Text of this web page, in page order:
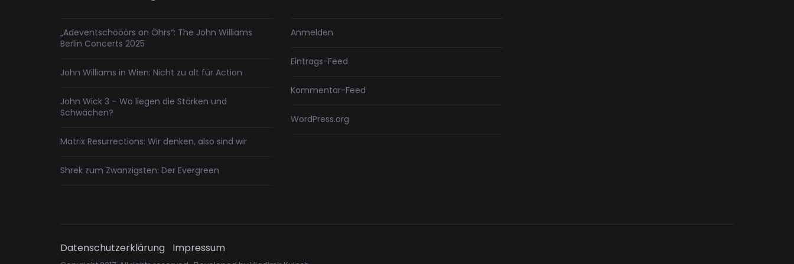
„Adeventschööörs on Öhrs“: The John Williams
Berlin Concerts 2025
John Williams in Wien: Nicht zu alt für Action
John Wick 3 – Wo liegen die Stärken und
Schwächen?
Matrix Resurrections: Wir denken, also sind wir
Shrek zum Zwanzigsten: Der Evergreen
Anmelden
Eintrags-Feed
Kommentar-Feed
WordPress.org
Datenschutzerklärung Impressum